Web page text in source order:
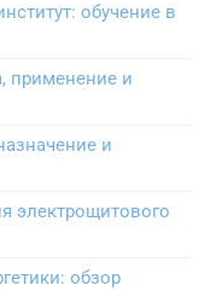
обучение в
применение и
и
электрощитового
обзор